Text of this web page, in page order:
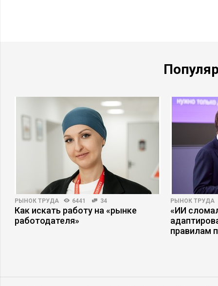
РЫНОК ТРУДА 6441 34
Как искать работу на «рынке
работодателя»
РЫНОК ТРУДА
«ИИ
правилам